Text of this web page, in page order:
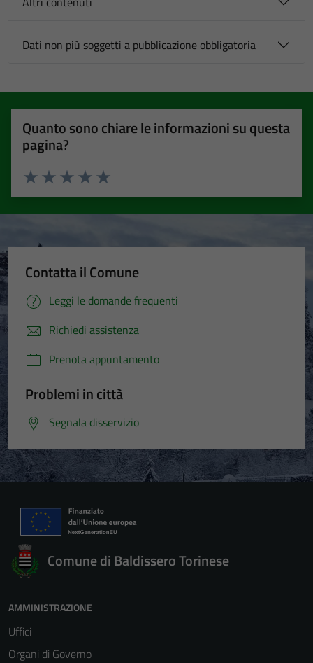
Dati non più soggetti a pubblicazione obbligatoria
Quanto sono chiare le informazioni su questa
pagina?
Valuta 5 stelle su 5
Valuta 4 stelle su 5
Valuta 3 stelle su 5
Valuta 2 stelle su 5
Valuta 1 stelle su 5
Contatta il Comune
Leggi le domande frequenti
Richiedi assistenza
Prenota appuntamento
Problemi in città
Segnala disservizio
Comune di Baldissero Torinese
AMMINISTRAZIONE
Uffici
Organi di Governo